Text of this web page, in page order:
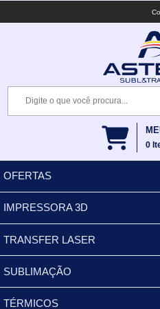
0
OFERTAS
IMPRESSORA 3D
TRANSFER LASER
CANECA ALUMINIO
BALDES
SUBLIMAÇÃO
XÍCARA
TÉRMICOS